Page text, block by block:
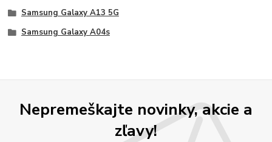
Samsung Galaxy A13 5G
Samsung Galaxy A04s
Nepremeškajte novinky, akcie a
zľavy!